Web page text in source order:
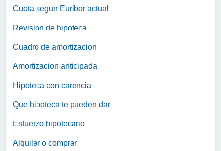
Cuota segun Euribor actual
Revision de hipoteca
Cuadro de amortizacion
Amortizacion anticipada
Hipoteca con carencia
Que hipoteca te pueden dar
Esfuerzo hipotecario
Alquilar o comprar